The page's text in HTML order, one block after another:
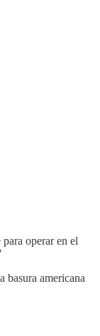
operar en el
basura americana